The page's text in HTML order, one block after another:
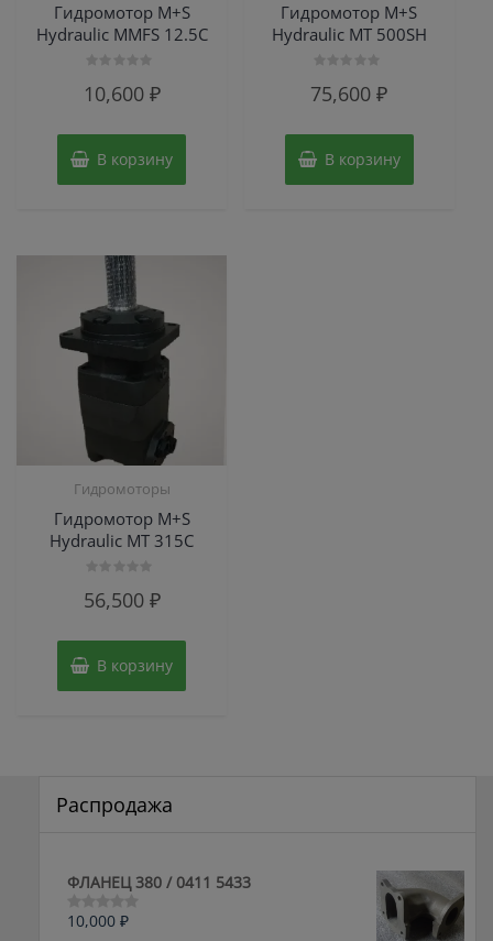
Гидромотор M+S
Hydraulic MMFS 12.5C
010,600 ₽
В корзину
Гидромотор M+S
Hydraulic МТ 500SH
0
75,600₽
В корзину
Гидромоторы
Гидромотор M+S
Hydraulic МТ 315С
0
56,500 ₽
В корзину
Распродажа
ФЛАНЕЦ 380 / 0411 5433
Оценка
10,000 ₽